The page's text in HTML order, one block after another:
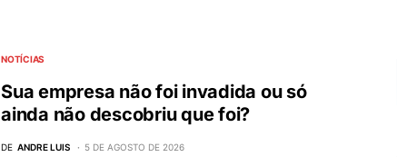
NOTÍCIAS
Sua empresa não foi invadida ou só
ainda não descobriu que foi?
DE ANDRE LUIS 5 DE AGOSTO DE 2026